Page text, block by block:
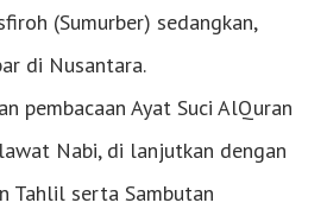
(Sumurber) sedangkan,
di Nusantara.
pembacaan Ayat Suci AlQuran
Nabi, di lanjutkan dengan
Tahlil serta Sambutan